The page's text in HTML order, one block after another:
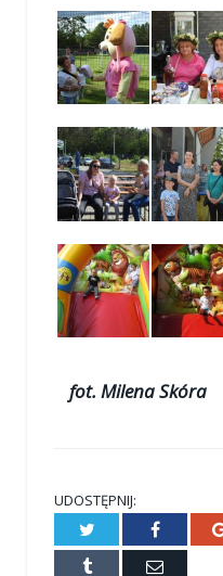
fot. Milena Skóra
UDOSTĘPNIJ:
Twitter
Tumblr
E-